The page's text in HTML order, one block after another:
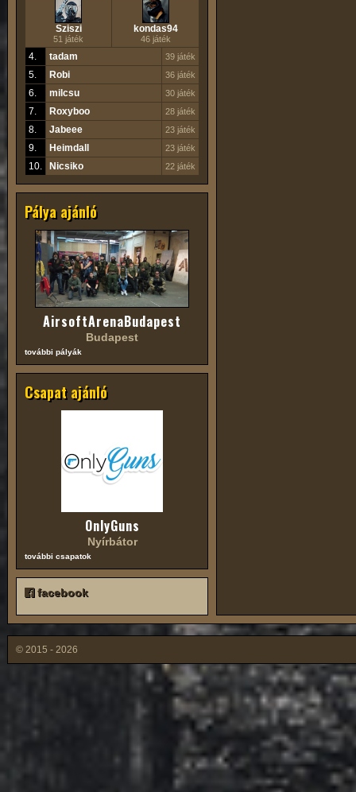
Sziszi
51 játék
kondas94
46 játék
4. tadam 39 játék
5. Robi 36 játék
6. milcsu 30 játék
7. Roxyboo 28 játék
8. Jabeee 23 játék
9. Heimdall 23 játék
10. Nicsiko 22 játék
Pálya ajánló
AirsoftArenaBudapest
Budapest
további pályák
Csapat ajánló
OnlyGuns
Nyírbátor
további csapatok
facebook
© 2015 - 2026